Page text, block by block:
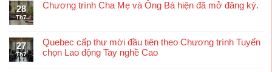
28
Th7
Chương trình Cha Mẹ và Ông Bà hiện đã mở đăng ký.
27
Th7
Quebec cấp thư mời đầu tiên theo Chương trình Tuyển
chọn Lao động Tay nghề Cao